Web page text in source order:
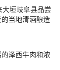
垣岐阜县品尝
当地清酒酿造
泽西牛肉和浓